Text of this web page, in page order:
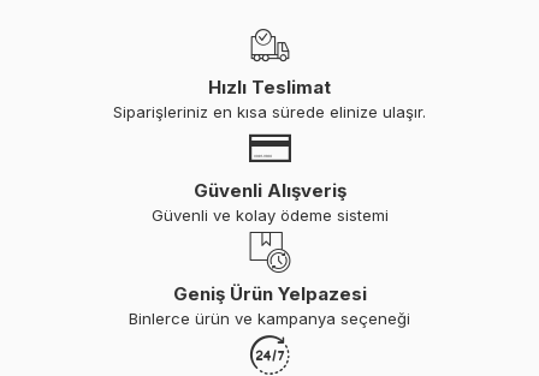
Hızlı Teslimat
Siparişleriniz en kısa sürede elinize ulaşır.
Güvenli Alışveriş
Güvenli ve kolay ödeme sistemi
Geniş Ürün Yelpazesi
Binlerce ürün ve kampanya seçeneği